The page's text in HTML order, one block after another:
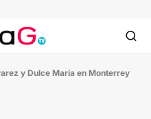
y Dulce María en Monterrey